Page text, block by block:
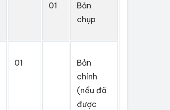
01
Bản
chụp
01
Bản
chính
(nếu đã
được